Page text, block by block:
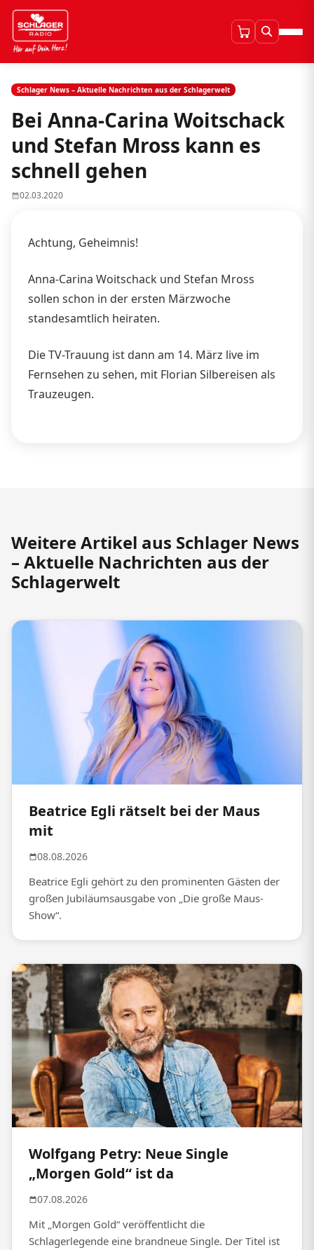
Schlager News – Aktuelle Nachrichten aus der Schlagerwelt
Bei Anna-Carina Woitschack
und Stefan Mross kann es
schnell gehen
02.03.2020
Achtung, Geheimnis!
Anna-Carina Woitschack und Stefan Mross
sollen schon in der ersten Märzwoche
standesamtlich heiraten.
Die TV-Trauung ist dann am 14. März live im
Fernsehen zu sehen, mit Florian Silbereisen als
Trauzeugen.
Weitere Artikel aus Schlager News
– Aktuelle Nachrichten aus der
Schlagerwelt
Beatrice Egli rätselt bei der Maus
mit
08.08.2026
Beatrice Egli gehört zu den prominenten Gästen der
großen Jubiläumsausgabe von „Die große Maus-
Show“.
Wolfgang Petry: Neue Single
„Morgen Gold“ ist da
07.08.2026
Mit „Morgen Gold“ veröffentlicht die
Schlagerlegende eine brandneue Single. Der Titel ist